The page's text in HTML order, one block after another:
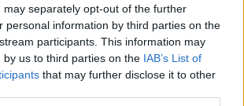
may separately opt-out of the further
personal information by third parties on the
participants. This information may
by us to third parties on the IAB’s List of
that may further disclose it to other
la Cucca". Amici
la danza aerea